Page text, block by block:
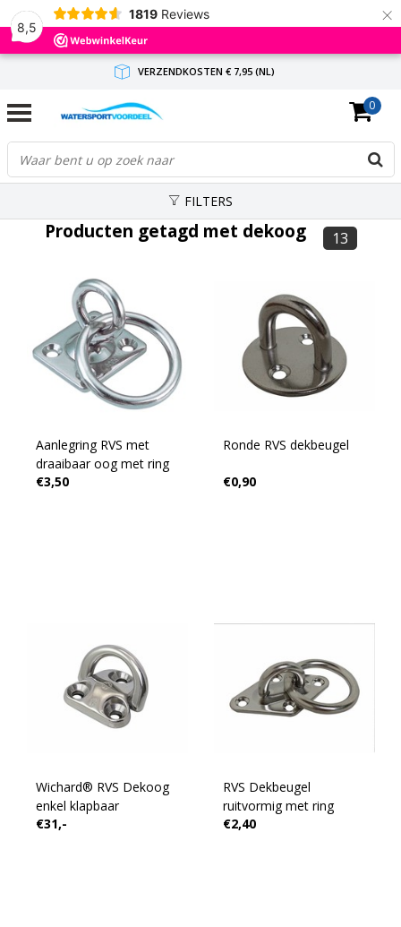
8,5
1819 Reviews ×
VERZENDKOSTEN € 7,95 (NL)
GRATIS VERZENDING(NL) VANAF € 65,-
BINNEN 1-3 WERKDAGEN ANTWOORD
0
FILTERS
Producten getagd met dekoog 13
Aanlegring RVS met
draaibaar oog met ring
€3,50
Ronde RVS dekbeugel
€0,90
Wichard® RVS Dekoog
enkel klapbaar
€31,-
RVS Dekbeugel
ruitvormig met ring
€2,40